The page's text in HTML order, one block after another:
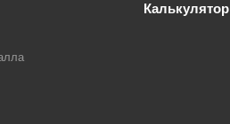
Калькулятор